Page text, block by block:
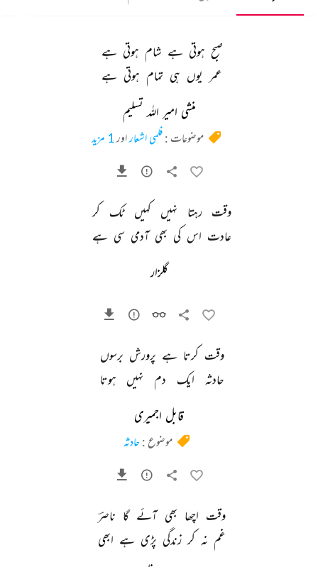
صبح ہوتی ہے شام ہوتی ہے
عمر یوں ہی تمام ہوتی ہے
منشی امیر اللہ تسلیم
موضوعات :فلمی اشعاراور1 مزید
وقت رہتا نہیں کہیں ٹک
کر
عادت اس کی بھی آدمی سی ہے
گلزار
وقت کرتا ہے پرورش برسوں
حادثہ
ایک دم نہیں ہوتا
قابل اجمیری
موضوع : حادثہ
وقت اچھا بھی آئے گا ناصرؔ
غم نہ کر زندگی پڑی ہے ابھی